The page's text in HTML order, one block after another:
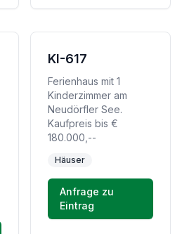
KI-617
Ferienhaus mit 1
Kinderzimmer am
Neudörfler See.
Kaufpreis bis €
180.000,--
Häuser
Anfrage zu
Eintrag